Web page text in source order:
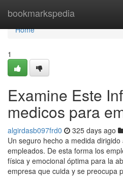
bookmarkspedia
Home
Home
1
Examine Este
medicos para
algirdasb097frd0 325 days ago
Un seguro hecho a medida
empleados. De esta forma los
física y emocional óptima para la
empresa que cuida y se preocupa